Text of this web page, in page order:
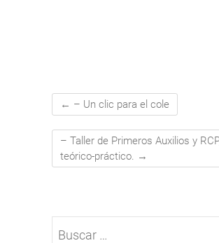
← – Un clic para el cole
– Taller de Primeros Auxilios y
teórico-práctico. →